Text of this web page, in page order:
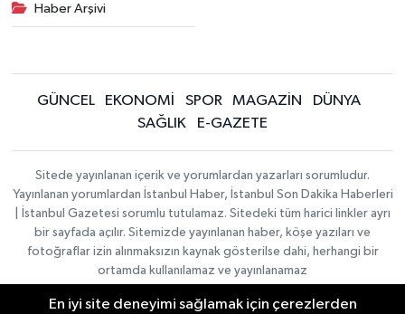
Haber Arşivi
GÜNCEL EKONOMİ SPOR MAGAZİN
DÜNYA
SAĞLIK
E-GAZETE
Sitede yayınlanan içerik ve yorumlardan yazarları sorumludur.
Yayınlanan yorumlardan İstanbul Haber, İstanbul Son Dakika Haberleri
| İstanbul Gazetesi sorumlu tutulamaz. Sitedeki tüm harici linkler ayrı
bir sayfada açılır. Sitemizde yayınlanan haber, köşe yazıları ve
fotoğraflar izin alınmaksızın kaynak gösterilse dahi, herhangi bir
ortamda kullanılamaz ve yayınlanamaz
En iyi site deneyimi sağlamak için çerezlerden